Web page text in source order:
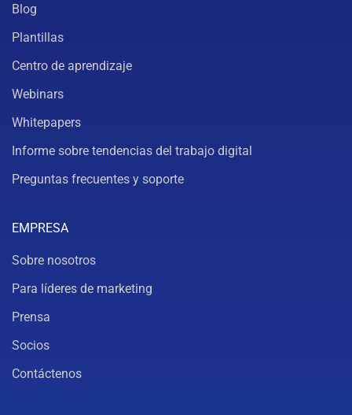
Blog
Plantillas
Centro de aprendizaje
Webinars
Whitepapers
Informe sobre tendencias del trabajo digital
Preguntas frecuentes y soporte
EMPRESA
Sobre nosotros
Para líderes de marketing
Prensa
Socios
Contáctenos